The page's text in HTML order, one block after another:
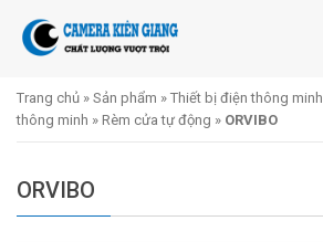
Trang chủ » Sản phẩm » Thiết bị điện thông minh
thông minh » Rèm cửa tự động » ORVIBO
ORVIBO